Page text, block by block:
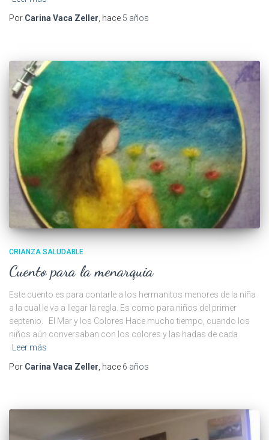
Por Carina Vaca Zeller , hace 5 años
CRIANZA SALUDABLE
Cuento para la menarquia
Este cuento es para contarle a los hermanitos menores de la niña
a la cual le va a llegar la regla. Es como para niños del primer
septenio. El Mar y los Colores Hace mucho tiempo, cuando los
niños aún conversaban con los colores y las hadas de cada
Leer más
Por Carina Vaca Zeller , hace 6 años